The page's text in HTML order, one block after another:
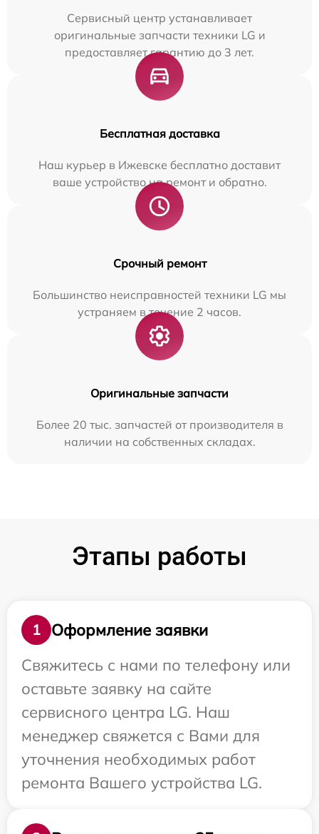
Сервисный центр устанавливает
оригинальные запчасти техники LG и
предоставляет гарантию до 3 лет.
Бесплатная доставка
Наш курьер в Ижевске бесплатно доставит
ваше устройство на ремонт и обратно.
Срочный ремонт
Большинство неисправностей техники LG мы
устраняем в течение 2 часов.
Оригинальные запчасти
Более 20 тыс. запчастей от производителя в
наличии на собственных складах.
Этапы работы
1
Оформление заявки
Свяжитесь с нами по телефону или
оставьте заявку на сайте
сервисного центра LG. Наш
менеджер свяжется с Вами для
уточнения необходимых работ
ремонта Вашего устройства LG.